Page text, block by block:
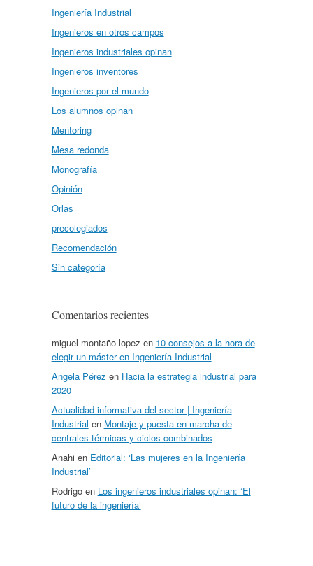
Ingeniería Industrial
Ingenieros en otros campos
Ingenieros industriales opinan
Ingenieros inventores
Ingenieros por el mundo
Los alumnos opinan
Mentoring
Mesa redonda
Monografía
Opinión
Orlas
precolegiados
Recomendación
Sin categoría
Comentarios recientes
miguel montaño lopez en 10 consejos a la hora de
elegir un máster en Ingeniería Industrial
Angela Pérez en Hacia la estrategia industrial para
2020
Actualidad informativa del sector | Ingeniería
Industrial en Montaje y puesta en marcha de
centrales térmicas y ciclos combinados
Anahi en Editorial: ‘Las mujeres en la Ingeniería
Industrial’
Rodrigoen Los ingenieros industriales opinan: ‘El
futuro de la ingeniería’